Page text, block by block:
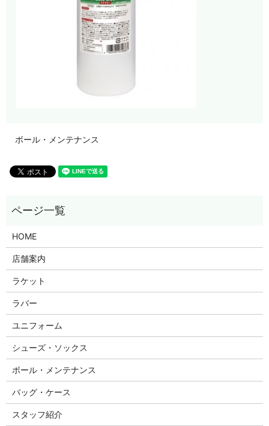
ボール・メンテナンス
HOME
店舗案内
ラケット
ラバー
ユニフォーム
シューズ・ソックス
ボール・メンテナンス
バッグ・ケース
スタッフ紹介